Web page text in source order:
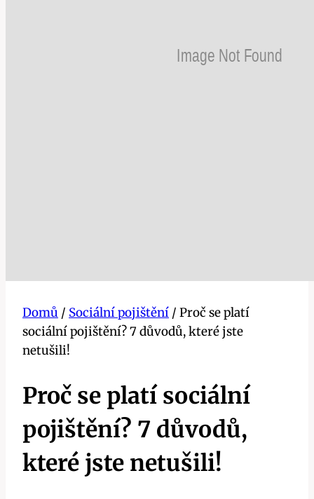
Domů / Sociální pojištění / Proč se platí
sociální pojištění? 7 důvodů, které jste
netušili!
Proč se platí sociální
pojištění? 7 důvodů,
které jste netušili!